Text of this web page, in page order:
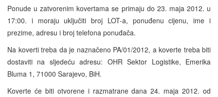
Ponude u zatvorenim kovertama se primaju do 23. maja 2012. u
17:00. i moraju uključiti broj LOT-a, ponuđenu cijenu, ime i
prezime, adresu i broj telefona ponuđača.
Na koverti treba da je naznačeno PA/01/2012, a koverte treba biti
dostaviti na sljedeću adresu: OHR Sektor Logistike, Emerika
Bluma 1, 71000 Sarajevo, BiH.
Koverte će biti otvorene i razmatrane dana 24. maja 2012. od